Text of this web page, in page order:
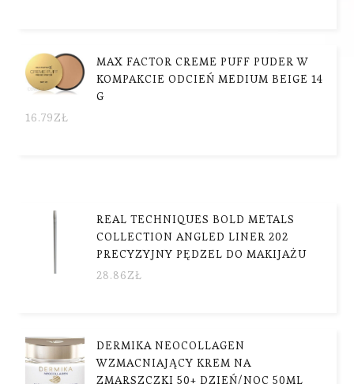
MAX FACTOR CREME PUFF PUDER W
KOMPAKCIE ODCIEŃ MEDIUM BEIGE 14
G
16.79ZŁ
REAL TECHNIQUES BOLD METALS
COLLECTION ANGLED LINER 202
PRECYZYJNY PĘDZEL DO MAKIJAŻU
28.86ZŁ
DERMIKA NEOCOLLAGEN
WZMACNIAJĄCY KREM NA
ZMARSZCZKI 50+ DZIEŃ/NOC 50ML